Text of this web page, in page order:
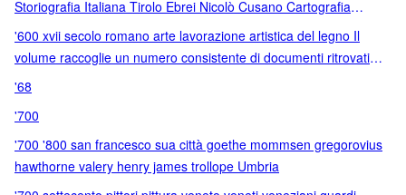
Storiografia Italiana Tirolo Ebrei Nicolò Cusano Cartografia
Donna Vita Domestica Ribellione Oreficeria
'600 xvii secolo romano arte lavorazione artistica del legno Il
volume raccoglie un numero consistente di documenti ritrovati
presso archivi romani?e non?e contribuisce a tracciare uno
presa in esame la produzione degli intagliatori di origine francese
operanti nell'Urbe dagli ultimi anni del Cinquecento al finire del
Seicento: di tre di essi (Jean Languille
'68
'700
'700 '800 san francesco sua città goethe mommsen gregorovius
hawthorne valery henry james trollope Umbria